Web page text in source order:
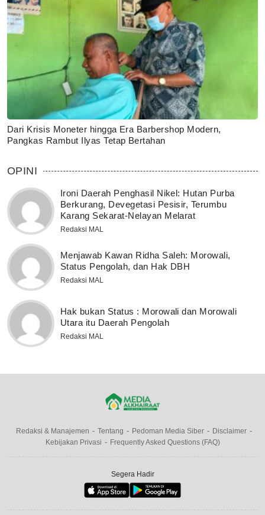
Dari Krisis Moneter hingga Era Barbershop Modern,
Pangkas Rambut Ilyas Tetap Bertahan
OPINI
Ironi Daerah Penghasil Nikel: Hutan Purba
Berkurang, Devegetasi Pesisir, Terumbu
Karang Sekarat-Nelayan Melarat
Redaksi MAL
Menjawab Kawan Ridha Saleh: Morowali,
Status Pengolah, dan Hak DBH
Redaksi MAL
Hak bukan Status : Morowali dan Morowali
Utara itu Daerah Pengolah
Redaksi MAL
Redaksi & Manajemen Tentang Pedoman Media Siber
Disclaimer
Kebijakan Privasi
Frequently Asked Questions (FAQ)
Segera Hadir